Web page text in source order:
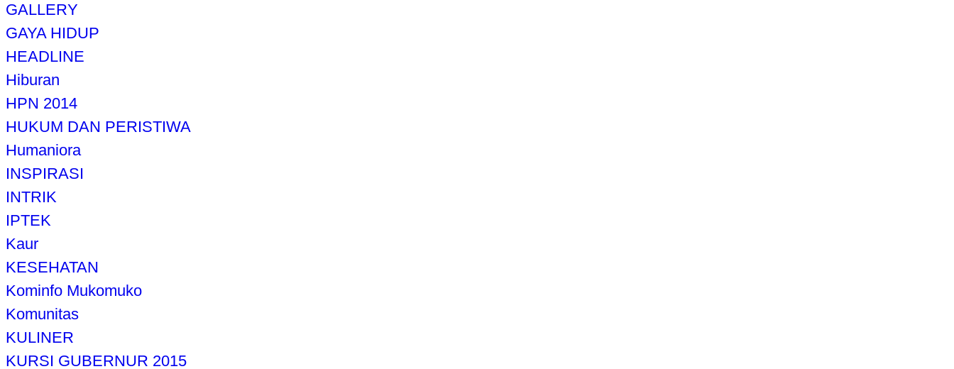
GALLERY
GAYA HIDUP
HEADLINE
Hiburan
HPN 2014
HUKUM DAN PERISTIWA
Humaniora
INSPIRASI
INTRIK
IPTEK
Kaur
KESEHATAN
Kominfo Mukomuko
Komunitas
KULINER
KURSI GUBERNUR 2015